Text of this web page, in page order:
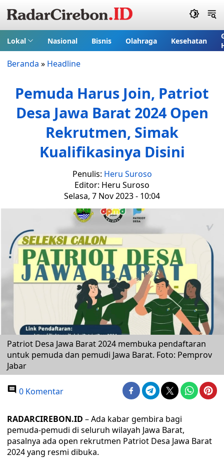
Lokal Nasional Bisnis Olahraga Kesehatan
Beranda » Headline
Pemuda Harus Join, Patriot
Desa Jawa Barat 2024 Open
Rekrutmen, Simak
Kualifikasinya Disini
Penulis: Heru Suroso
Editor: Heru Suroso
Selasa, 7 Nov 2023 - 10:04
Patriot Desa Jawa Barat 2024 membuka pendaftaran
untuk pemuda dan pemudi Jawa Barat. Foto: Pemprov
Jabar
0 Komentar
RADARCIREBON.ID – Ada kabar gembira bagi
pemuda-pemudi di seluruh wilayah Jawa Barat,
pasalnya ada open rekrutmen Patriot Desa Jawa Barat
2024 yang resmi dibuka.